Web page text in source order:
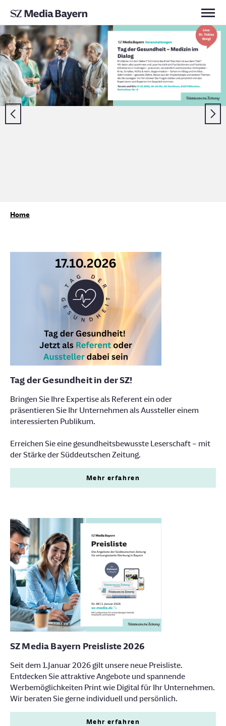
Süddeutschen
Zeitung
Werbeumfeld
Home
Tag der Gesundheit in der SZ!
Bringen Sie Ihre Expertise als Referent ein oder
präsentieren Sie Ihr Unternehmen als Aussteller einem
interessierten Publikum.
Erreichen Sie eine gesundheitsbewusste Leserschaft – mit
der Stärke der Süddeutschen Zeitung.
Mehr erfahren
SZ Media Bayern Preisliste 2026
Seit dem 1.Januar 2026 gilt unsere neue Preisliste.
Entdecken Sie attraktive Angebote und spannende
Werbemöglichkeiten Print wie Digital für Ihr Unternehmen.
Wir beraten Sie gerne individuell und persönlich.
Mehr erfahren